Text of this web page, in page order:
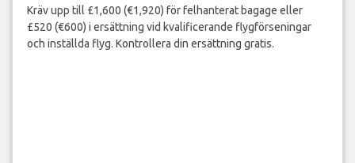
Kräv upp till £1,600 (€1,920) för felhanterat bagage eller
£520 (€600) i ersättning vid kvalificerande flygförseningar
och inställda flyg. Kontrollera din ersättning gratis.